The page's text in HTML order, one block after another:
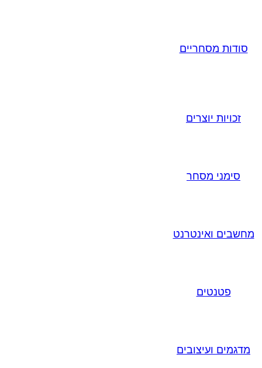
סודות מסחריים
זכויות יוצרים
סימני מסחר
מחשבים ואינטרנט
פטנטים
מדגמים ועיצובים